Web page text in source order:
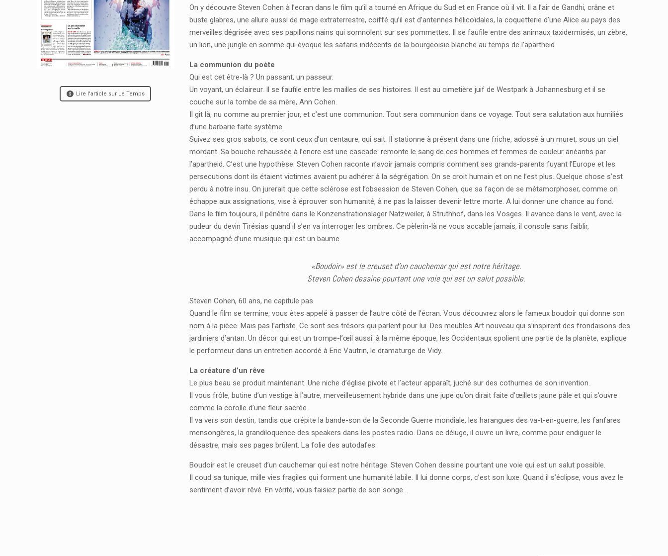
Lire l'article sur Le Temps
On y découvre Steven Cohen à l’ecran dans le film qu’il a tourné en Afrique du Sud et en France où il vit. Il a l’air de Gandhi, crâne et
buste glabres, une allure aussi de mage extraterrestre, coiffé qu’il est d’antennes hélicoïdales, la coquetterie d’une Alice au pays des
merveilles dégrisée avec ses papillons nains qui somnolent sur ses pommettes. Il se faufile entre des animaux taxidermisés, un zèbre,
un lion, une jungle en somme qui évoque les safaris indécents de la bourgeoisie blanche au temps de l’apartheid.
La communion du poète
Qui est cet être-là ? Un passant, un passeur.
Un voyant, un éclaireur. Il se faufile entre les mailles de ses histoires. Il est au cimetière juif de Westpark à Johannesburg et il se
couche sur la tombe de sa mère, Ann Cohen.
Il gît là, nu comme au premier jour, et c’est une communion. Tout sera communion dans ce voyage. Tout sera salutation aux humiliés
d’une barbarie faite système.
Suivez ses gros sabots, ce sont ceux d’un centaure, qui sait. Il stationne à présent dans une friche, adossé à un muret, sous un ciel
mordant. Sa bouche rehaussée à l’encre est une cascade: remonte le sang de ces hommes et femmes de couleur anéantis par
l’apartheid. C’est une hypothèse. Steven Cohen raconte n’avoir jamais compris comment ses grands-parents fuyant l’Europe et les
persecutions dont ils étaient victimes avaient pu adhérer à la ségrégation. On se croit humain et on ne l’est plus. Quelque chose s’est
perdu à notre insu. On jurerait que cette sclérose est l’obsession de Steven Cohen, que sa façon de se métamorphoser, comme on
échappe aux assignations, vise à éprouver son humanité, à ne pas la laisser devenir lettre morte. A lui donner une chance au fond.
Dans le film toujours, il pénètre dans le Konzenstrationslager Natzweiler, à Struthhof, dans les Vosges. Il avance dans le vent, avec la
pudeur du devin Tirésias quand il s’en va interroger les ombres. Ce pèlerin-là ne vous accable jamais, il console sans faiblir,
accompagné d’une musique qui est un baume.
«Boudoir» est le creuset d’un cauchemar qui est notre héritage.
Steven Cohen dessine pourtant une voie qui est un salut possible.
Steven Cohen, 60 ans, ne capitule pas.
Quand le film se termine, vous êtes appelé à passer de l’autre côté de l’écran. Vous découvrez alors le fameux boudoir qui donne son
nom à la pièce. Mais pas l’artiste. Ce sont ses trésors qui parlent pour lui. Des meubles Art nouveau qui s’inspirent des frondaisons des
jardiniers d’antan. Un décor qui est un trompe-l’œil aussi: à la même époque, les Occidentaux spolient une partie de la planète, explique
le performeur dans un entretien accordé à Eric Vautrin, le dramaturge de Vidy.
La créature d’un rêve
Le plus beau se produit maintenant. Une niche d’église pivote et l’acteur apparaît, juché sur des cothurnes de son invention.
Il vous frôle, butine d’un vestige à l’autre, merveilleusement hybride dans une jupe qu’on dirait faite d’œillets jaune pâle et qui s’ouvre
comme la corolle d’une fleur sacrée.
Il va vers son destin, tandis que crépite la bande-son de la Seconde Guerre mondiale, les harangues des va-t-en-guerre, les fanfares
mensongères, la grandiloquence des speakers dans les postes radio. Dans ce déluge, il ouvre un livre, comme pour endiguer le
désastre, mais ses pages brûlent. La folie des autodafes.
Boudoir est le creuset d’un cauchemar qui est notre héritage. Steven Cohen dessine pourtant une voie qui est un salut possible.
Il coud sa tunique, mille vies fragiles qui forment une humanité labile. Il lui donne corps, c’est son luxe. Quand il s’éclipse, vous avez le
sentiment d’avoir rêvé. En vérité, vous faisiez partie de son songe. .